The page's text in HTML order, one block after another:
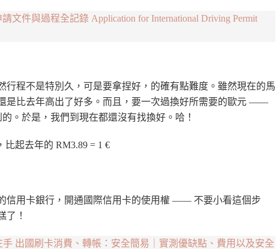
文件與過程全記錄 Application for International Driving Permit
行程不是特別久，可是要拿捏好，的確有點難度。雖然現在的馬
是比去年高出了好多。而且，要一次過換好所需要的歐元 ——
。於是，我們到現在都還沒有找換好。哈！
比起去年的 RM3.89 = 1 €
信用卡銀行，開通國際信用卡的使用權 —— 不要小看這個步
了！
手 出國刷卡消費、轉帳：安全簡易｜實測優缺點、費用以及安全